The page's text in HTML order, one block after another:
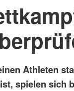
Athleten
spielen sich